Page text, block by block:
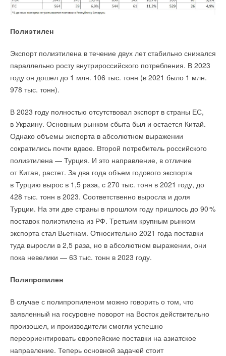
Полиэтилен
Экспорт полиэтилена в течение двух лет стабильно снижался
параллельно росту внутрироссийского потребления. В 2023
году он дошел до 1 млн. 106 тыс. тонн (в 2021 было 1 млн.
978 тыс. тонн).
В 2023 году полностью отсутствовал экспорт в страны ЕС,
в Украину. Основным рынком сбыта был и остается Китай.
Однако объемы экспорта в абсолютном выражении
сократились почти вдвое. Второй потребитель российского
полиэтилена — Турция. И это направление, в отличие
от Китая, растет. За два года объем годового экспорта
в Турцию вырос в 1,5 раза, с 270 тыс. тонн в 2021 году, до
428 тыс. тонн в 2023. Соответственно выросла и доля
Турции. На эти две страны в прошлом году пришлось до 90%
поставок полиэтилена из РФ. Третьим крупным рынком
экспорта стал Вьетнам. Относительно 2021 года поставки
туда выросли в 2,5 раза, но в абсолютном выражении, они
пока невелики — 63 тыс. тонн в 2023 году.
Полипропилен
В случае с полипропиленом можно говорить о том, что
заявленный на госуровне поворот на Восток действительно
произошел, и производители смогли успешно
переориентировать европейские поставки на азиатское
направление. Теперь основной задачей стоит